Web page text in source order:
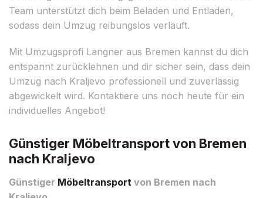
Team unterstützt dich beim Beladen und Entladen,
sodass dein Umzug reibungslos verläuft.
Mit Umzugsprofi Langner aus Bremen kannst du dich
entspannt zurücklehnen und dir sicher sein, dass dein
Umzug nach Kraljevo professionell und zuverlässig
abgewickelt wird. Kontaktiere uns noch heute für ein
individuelles Angebot!
Günstiger Möbeltransport von Bremen
nach Kraljevo
Günstiger Möbeltransport von Bremen nach